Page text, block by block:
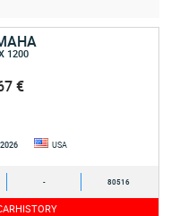
1200
€
USA
- 80516